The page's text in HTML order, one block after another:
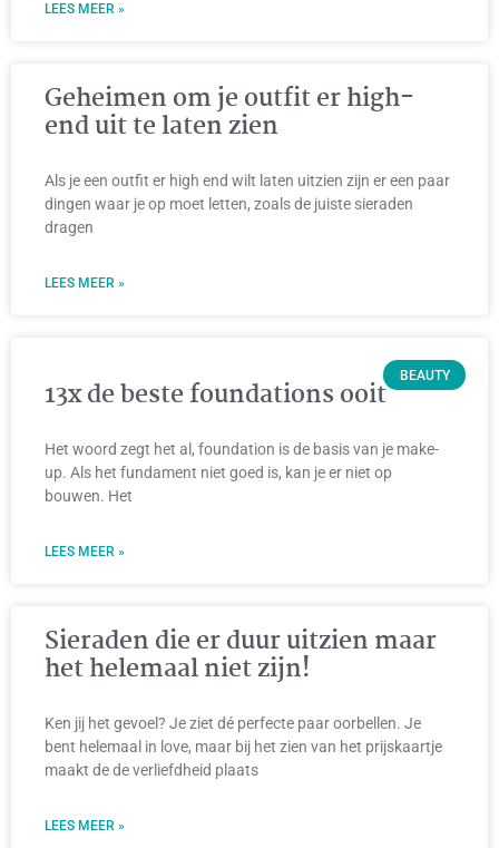
LEES MEER »
Geheimen om je outfit er high-
end uit te laten zien
Als je een outfit er high end wilt laten uitzien zijn er een paar
dingen waar je op moet letten, zoals de juiste sieraden
dragen
LEES MEER »
BEAUTY
13x de beste foundations ooit
Het woord zegt het al, foundation is de basis van je make-
up. Als het fundament niet goed is, kan je er niet op
bouwen. Het
LEES MEER »
Sieraden die er duur uitzien maar
het helemaal niet zijn!
Ken jij het gevoel? Je ziet dé perfecte paar oorbellen. Je
bent helemaal in love, maar bij het zien van het prijskaartje
maakt de de verliefdheid plaats
LEES MEER »